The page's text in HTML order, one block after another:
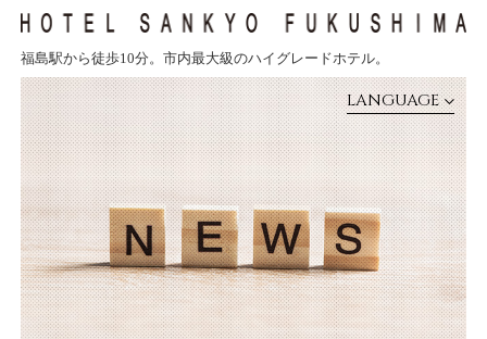
福島駅から徒歩10分。市内最大級のハイグレードホテル。
LANGUAGE
CLOSE
TOP
新着情報
客室